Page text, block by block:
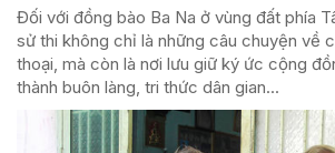
Đối với đồng bào Ba Na ở vùng đất phía
sử thi không chỉ là những câu chuyện về
thoại, mà còn là nơi lưu giữ ký ức cộng
thành buôn làng, tri thức dân gian...